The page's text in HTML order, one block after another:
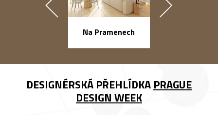
Na Pramenech
DESIGNÉRSKÁ PŘEHLÍDKA PRAGUE
DESIGN WEEK